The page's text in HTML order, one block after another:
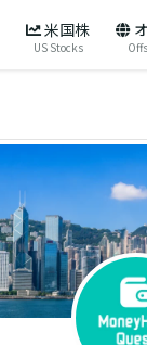
米国株
US Stocks